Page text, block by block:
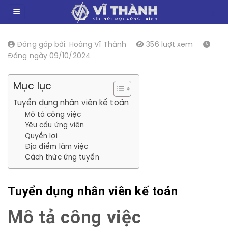
dungĐóng góp bởi: Hoàng Vĩ Thành
356 lượt xem
Đăng ngày 09/10/2024
Mục lục
Tuyển dụng nhân viên kế toán
Mô tả công việc
Yêu cầu ứng viên
Quyền lợi
Địa điểm làm việc
Cách thức ứng tuyển
Tuyển dụng nhân viên kế toán
Mô tả công việc